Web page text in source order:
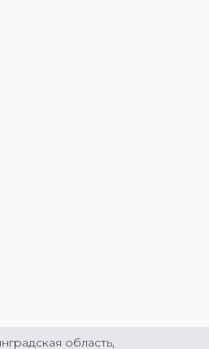
область,